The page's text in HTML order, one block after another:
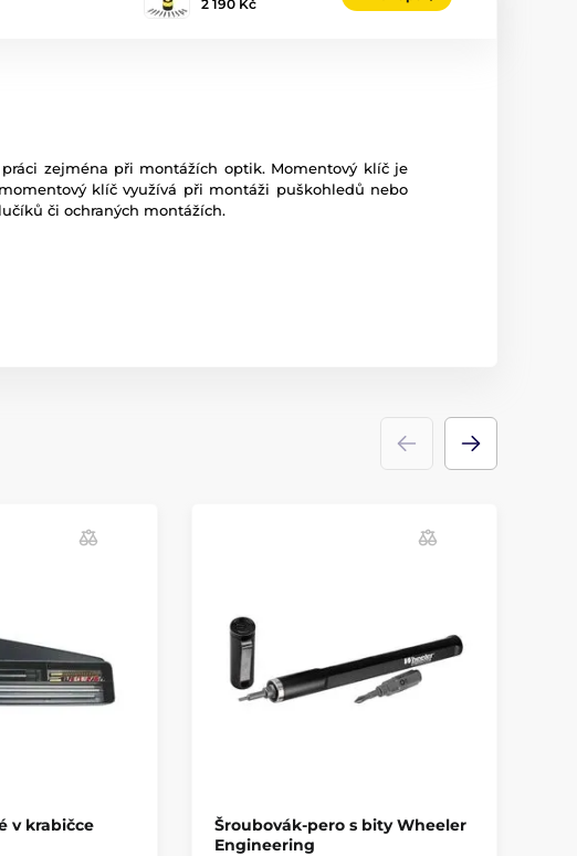
2 190 Kč
zejména při montážích optik. Momentový klíč je
klíč využívá při montáži puškohledů nebo
či ochraných montážích.
v krabičce
Šroubovák-pero s bity Wheeler
Engineering